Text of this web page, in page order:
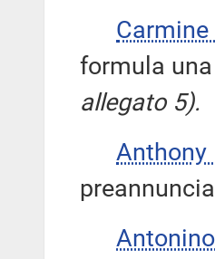
Carmine
formula
allegato 5).
Anthony